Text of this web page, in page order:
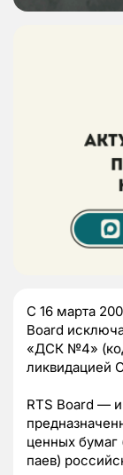
C 16 марта
Board
«ДСК №4» (код
ликвидацией
RTS Board —
ценных бумаг
паев)